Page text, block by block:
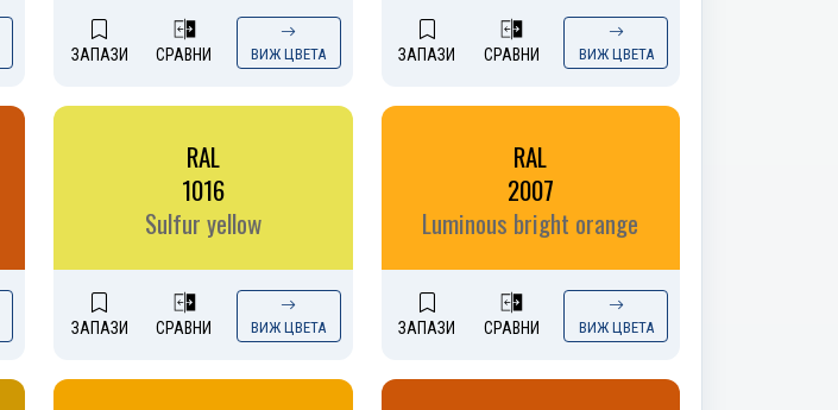
ЗАПАЗИ СРАВНИ ВИЖ ЦВЕТА ЗАПАЗИ СРАВНИ ВИЖ ЦВЕТА
RAL
1016
Sulfur yellow
ЗАПАЗИ СРАВНИ ВИЖ ЦВЕТА
RAL
2007
Luminous bright orange
ЗАПАЗИ СРАВНИ ВИЖ ЦВЕТА